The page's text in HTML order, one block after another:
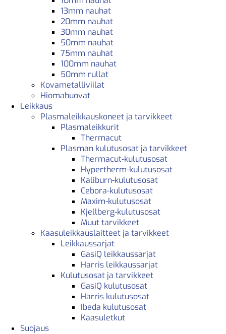
13mm nauhat
20mm nauhat
30mm nauhat
50mm nauhat
75mm nauhat
100mm nauhat
50mm rullat
Kovametalliviilat
Hiomahuovat
Leikkaus
Plasmaleikkauskoneet ja tarvikkeet
Plasmaleikkurit
Thermacut
Plasman kulutusosat ja tarvikkeet
Thermacut-kulutusosat
Hypertherm-kulutusosat
Kaliburn-kulutusosat
Cebora-kulutusosat
Maxim-kulutusosat
Kjellberg-kulutusosat
Muut tarvikkeet
Kaasuleikkauslaitteet ja tarvikkeet
Leikkaussarjat
GasiQ leikkaussarjat
Harris leikkaussarjat
Kulutusosat ja tarvikkeet
GasiQ kulutusosat
Harris kulutusosat
Ibeda kulutusosat
Kaasuletkut
Suojaus